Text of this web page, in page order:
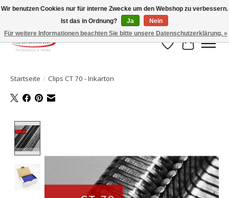
Ihr Onlineshop für Clipverschlusstechnik!
Wunschzettel
Ihr
Startseite / Clips CT 70 - Inkarton
Wir benutzen Cookies nur für interne Zwecke um den Webshop zu verbessern.
Ist das in Ordnung?
Ja
Nein
Für weitere Informationen beachten Sie bitte unsere Datenschutzerklärung. »